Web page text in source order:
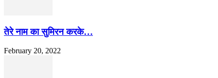
तेरे नाम का सुमिरन करके…
February 20, 2022